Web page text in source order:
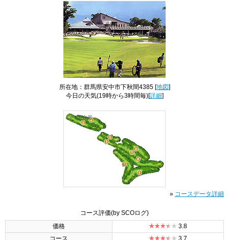
所在地：群馬県安中市下秋間4385 [地図]
今日の天気(19時から3時間毎)[詳細]
コース全景
» コースデータ詳細
コース評価(by SCOログ)
価格
3.8
コース
3.7